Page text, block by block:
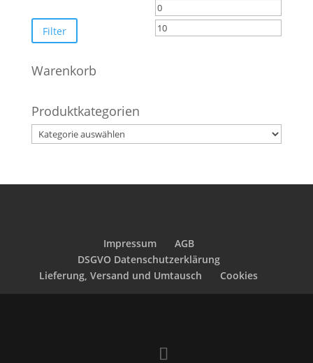
Min.
Preis
Filter
Warenkorb
Produktkategorien
Impressum
AGB
DSGVO Datenschutzerklärung
Lieferung, Versand und Umtausch
Cookies